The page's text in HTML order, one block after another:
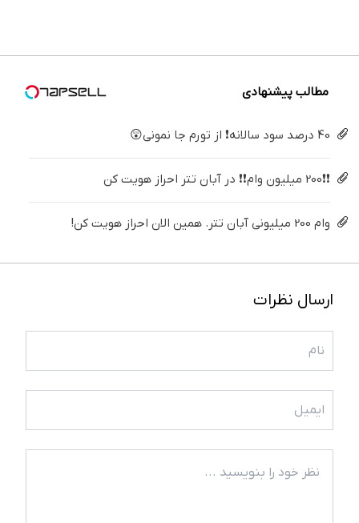
کن
بفروشش اقساطی
مطالب پیشنهادی
40 درصد سود سالانه❗ از تورم جا نمونی😲
❗❗200 میلیون وام❗❗ در آبان تتر احراز هویت کن
وام 200 میلیونی آبان تتر. همین الان احراز هویت کن!
ارسال نظرات